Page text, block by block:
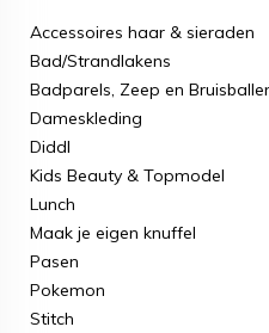
Accessoires haar & sieraden
Bad/Strandlakens
Badparels, Zeep en
Dameskleding
Diddl
Kids Beauty & Topmodel
Lunch
Maak je eigen knuffel
Pasen
Pokemon
Stitch